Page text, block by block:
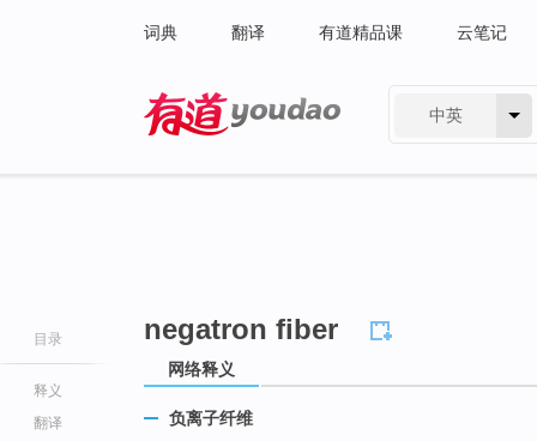
词典 翻译 有道精品课 云笔记
中英
目录
释义
翻译
negatron fiber
网络释义
负离子纤维